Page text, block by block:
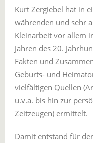
Kurt Zergiebel hat in
währenden und sehr
Kleinarbeit vor allem
Jahren des 20.
Fakten und
Geburts- und
vielfältigen Quellen
u.v.a. bis hin zur
Zeitzeugen) ermittelt.
Damit entstand für